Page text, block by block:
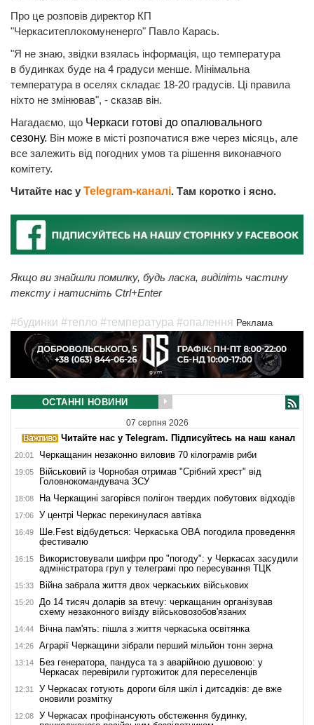
Про це розповів директор КП
"Черкаситеплокомуненерго" Павло Карась.
"Я не знаю, звідки взялась інформація, що температура
в будинках буде на 4 градуси менше. Мінімальна
температура в оселях складає 18-20 градусів. Ці правила
ніхто не змінював", - сказав він.
Нагадаємо, що Черкаси готові до опалювального
сезону. Він може в місті розпочатися вже через місяць, але
все залежить від погодних умов та рішення виконавчого
комітету.
Читайте нас у Telegram-каналі. Там коротко і ясно.
Якщо ви знайшли помилку, будь ласка, виділіть частину
тексту і натисніть Ctrl+Enter
#будинки #тепло #температура #опалення Реклама
ОСТАННІ НОВИНИ
07 серпня 2026
Читайте нас у Telegram. Підписуйтесь на наш канал
20:01 Черкащанин незаконно виловив 70 кілограмів риби
19:05
Військовий із Чорнобая отримав "Срібний хрест" від
Головнокомандувача ЗСУ
18:08 На Черкащині загорівся полігон твердих побутових відходів
17:06 У центрі Черкас перекинулася автівка
16:49
Ше.Fest відбудеться: Черкаська ОВА погодила проведення
фестивалю
16:15
Використовували шифри про "погоду": у Черкасах засудили
адміністратора груп у телеграмі про пересування ТЦК
15:33 Війна забрала життя двох черкаських військових
15:20
До 14 тисяч доларів за втечу: черкащанин організував
схему незаконного виїзду військовозобов'язаних
14:44 Вічна пам'ять: пішла з життя черкаська освітянка
14:26 Аграрії Черкащини зібрали перший мільйон тонн зерна
13:14
Без генератора, пандуса та з аварійною душовою: у
Черкасах перевірили гуртожиток для переселенців
12:31
У Черкасах готують дороги біля шкіл і дитсадків: де вже
оновили розмітку
12:08
У Черкасах профінансують обстеження будинку,